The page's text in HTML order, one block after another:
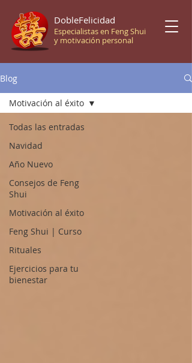
DobleFelicidad
Especialistas en Feng Shui
y motivación personal
Blog
Todas las entradas
Navidad
Año Nuevo
Consejos de Feng
Shui
Motivación al éxito
Feng Shui | Curso
Rituales
Ejercicios para tu
bienestar
Motivación al éxito